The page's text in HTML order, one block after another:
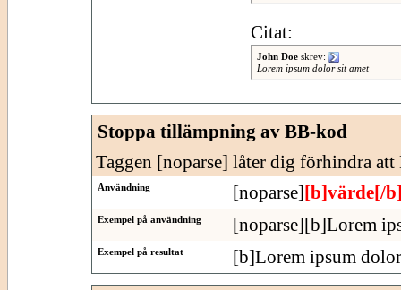
Citat:
John Doeskrev:
Lorem ipsum dolor sit amet
Stoppa tillämpning av BB-kod
Taggen [noparse] låter dig förhindra
Användning [noparse][b]värde[/
Exempel på användning [noparse][b]Lorem
Exempel på resultat [b]Lorem ipsum